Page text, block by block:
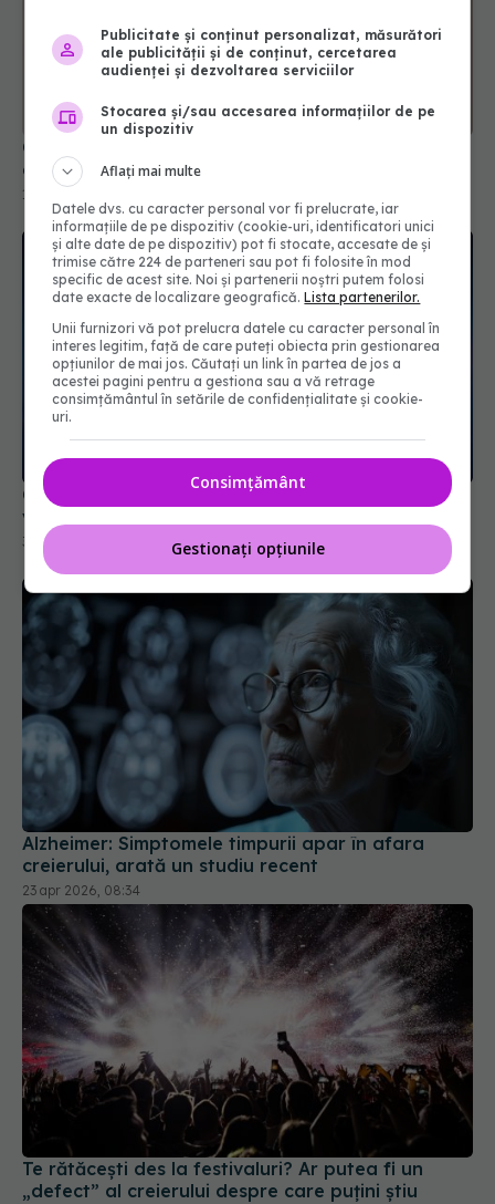
Ce este tricloretilena și cum poate influența riscul
de Parkinson
18 apr 2026, 16:17
Cum poate o simplă schimbare de program să
vindece creierul după un AVC
30 iun 2026, 17:13
Alzheimer: Simptomele timpurii apar în afara
creierului, arată un studiu recent
23 apr 2026, 08:34
Te rătăcești des la festivaluri? Ar putea fi un
„defect” al creierului despre care puțini știu
Publicitate și conținut personalizat, măsurători
ale publicității și de conținut, cercetarea
audienței și dezvoltarea serviciilor
Stocarea și/sau accesarea informațiilor de pe
un dispozitiv
Aflați mai multe
Datele dvs. cu caracter personal vor fi prelucrate, iar
informațiile de pe dispozitiv (cookie-uri, identificatori unici
și alte date de pe dispozitiv) pot fi stocate, accesate de și
trimise către 224 de parteneri sau pot fi folosite în mod
specific de acest site. Noi și partenerii noștri putem folosi
date exacte de localizare geografică.Lista partenerilor.
Unii furnizori vă pot prelucra datele cu caracter personal în
interes legitim, față de care puteți obiecta prin gestionarea
opțiunilor de mai jos. Căutați un link în partea de jos a
acestei pagini pentru a gestiona sau a vă retrage
consimțământul în setările de confidențialitate și cookie-
uri.
Consimțământ
Gestionați opțiunile